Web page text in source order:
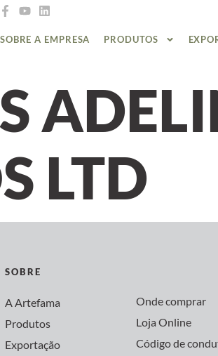
SOBRE A EMPRESA PRODUTOS
LTD
SOBRE
A Artefama
Produtos
Exportação
Onde comprar
Loja Online
Código de